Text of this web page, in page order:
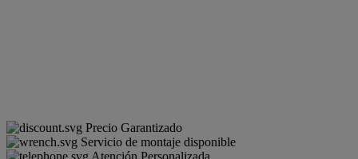
Precio Garantizado
Servicio de montaje disponible
Atención Personalizada